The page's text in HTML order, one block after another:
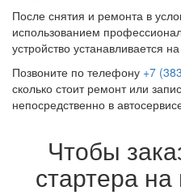
После снятия и ремонта в
использованием
устройство устанавливается
Позвоните по телефону +7
сколько стоит ремонт или
непосредственно в
Чтобы
стартера